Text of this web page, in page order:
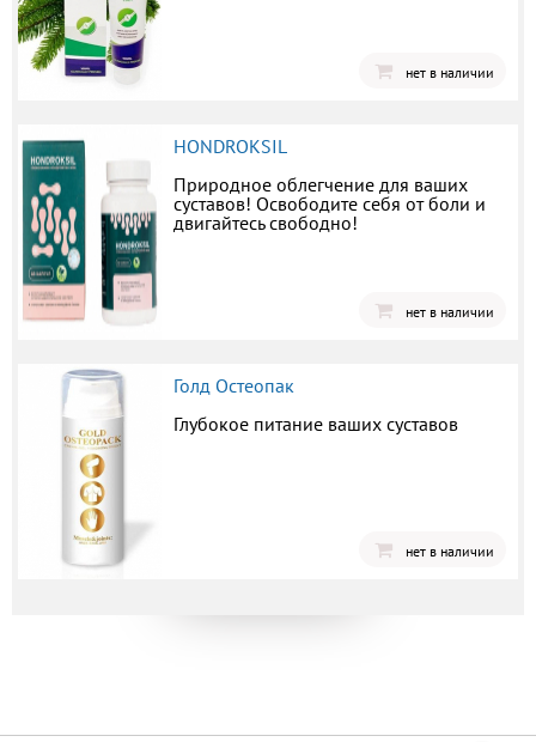
нет в наличии
HONDROKSIL
Природное облегчение для ваших
суставов! Освободите себя от боли и
двигайтесь свободно!
нет в наличии
Голд Остеопак
Глубокое питание ваших суставов
нет в наличии